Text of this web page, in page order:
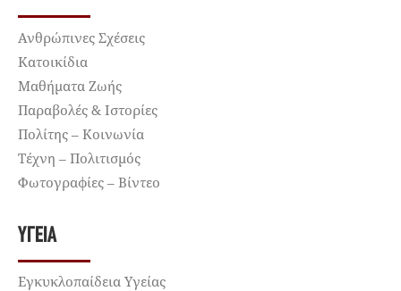
Ανθρώπινες Σχέσεις
Κατοικίδια
Μαθήματα Ζωής
Παραβολές & Ιστορίες
Πολίτης – Κοινωνία
Τέχνη – Πολιτισμός
Φωτογραφίες – Βίντεο
ΥΓΕΊΑ
Εγκυκλοπαίδεια Υγείας